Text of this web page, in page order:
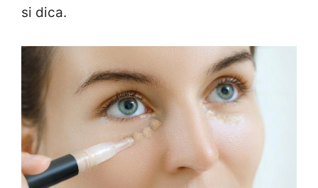
si dica.